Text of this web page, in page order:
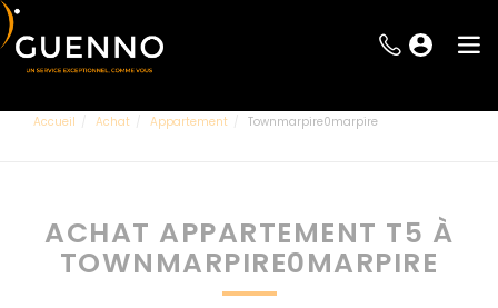
Accueil Achat Appartement Townmarpire0marpire
ACHAT APPARTEMENT T5 À
TOWNMARPIRE0MARPIRE